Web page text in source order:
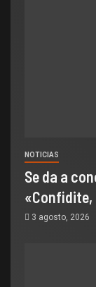
NOTICIAS
Se da a
«Confidite,
3 agosto, 2026